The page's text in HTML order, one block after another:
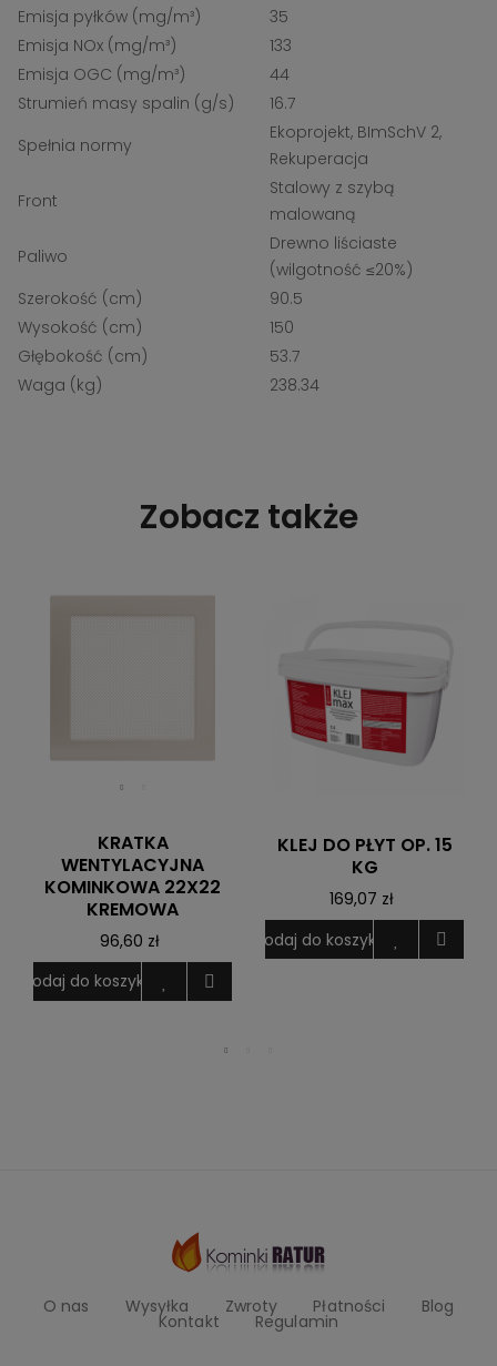
Emisja pyłków (mg/m³)
35
Emisja NOx (mg/m³)
133
Emisja OGC (mg/m³)
44
Strumień masy spalin (g/s)
16.7
Spełnia normy
Ekoprojekt, BImSchV 2,
Rekuperacja
Front
Stalowy z szybą
malowaną
Paliwo
Drewno liściaste
(wilgotność ≤20%)
Szerokość (cm)
90.5
Wysokość (cm)
150
Głębokość (cm)
53.7
Waga (kg)
238.34
Zobacz także
KRATKA
WENTYLACYJNA
KOMINKOWA 22X22
KREMOWA
96,60 zł
Dodaj do koszyka
KLEJ DO PŁYT OP. 15
KG
169,07 zł
Dodaj do koszyka
O nas Wysyłka Zwroty Płatności Blog
Kontakt Regulamin